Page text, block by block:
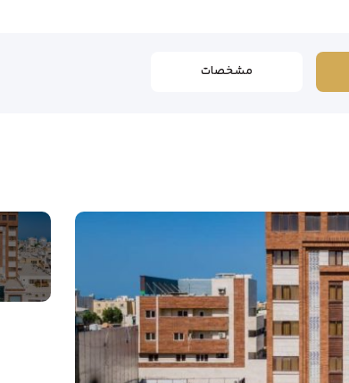
مشخصات